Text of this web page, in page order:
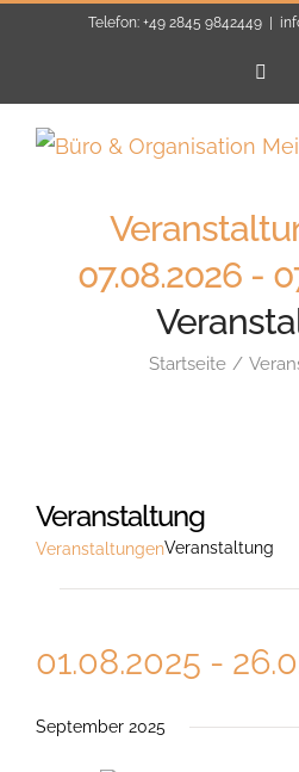
Telefon: +49 2845 9842449
07.08.2026 -
Startseite
Veranstaltung
VeranstaltungenVeranstaltung
01.08.2025 -
wählen.
September 2025